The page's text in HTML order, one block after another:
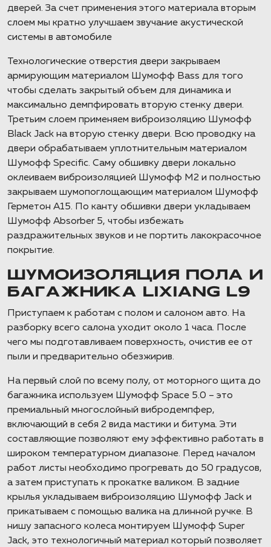
дверей. За счет применения этого материала вторым
слоем мы кратно улучшаем звучание акустической
системы в автомобиле
Технологические отверстия двери закрываем
армирующим материалом Шумофф Bass для того
чтобы сделать закрытый объем для динамика и
максимально демпфировать вторую стенку двери.
Третьим слоем применяем виброизоляцию Шумофф
Black Jack на вторую стенку двери. Всю проводку на
двери обрабатываем уплотнительным материалом
Шумофф Specific. Саму обшивку двери локально
оклеиваем виброизоляцией Шумофф М2 и полностью
закрываем шумопоглощающим материалом Шумофф
Герметон А15. По канту обшивки двери укладываем
Шумофф Absorber 5, чтобы избежать
раздражительных звуков и не портить лакокрасочное
покрытие.
ШУМОИЗОЛЯЦИЯ ПОЛА И
БАГАЖНИКА LIXIANG L9
Приступаем к работам с полом и салоном авто. На
разборку всего салона уходит около 1 часа. После
чего мы подготавливаем поверхность, очистив ее от
пыли и предварительно обезжирив.
На первый слой по всему полу, от моторного щита до
багажника используем Шумофф Space 5.0 – это
премиальный многослойный вибродемпфер,
включающий в себя 2 вида мастики и битума. Эти
составляющие позволяют ему эффективно работать в
широком температурном диапазоне. Перед началом
работ листы необходимо прогревать до 50 градусов,
а затем приступать к прокатке валиком. В задние
крылья укладываем виброизоляцию Шумофф Jack и
прикатываем с помощью валика на длинной ручке. В
нишу запасного колеса монтируем Шумофф Super
Jack, это технологичный материал который позволяет